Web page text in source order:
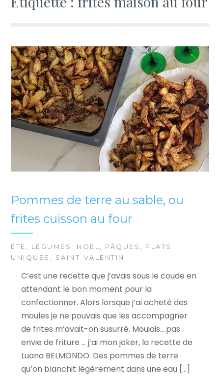
Pommes de terre au sable, ou
frites cuisson au four
ÉTÉ LÉGUMES NOËL PÂQUES
PLATS
UNIQUES
SAINT-VALENTIN
C’est une recette que j’avais sous le coude en
attendant le bon moment pour la
confectionner. Alors lorsque j’ai acheté des
moules je ne pouvais que les accompagner
de frites m’avait-on susurré. Mouiais….pas
envie de friture … j’ai mon joker, la recette de
Luana BELMONDO. Des pommes de terre
qu’on blanchit légèrement dans une eau […]